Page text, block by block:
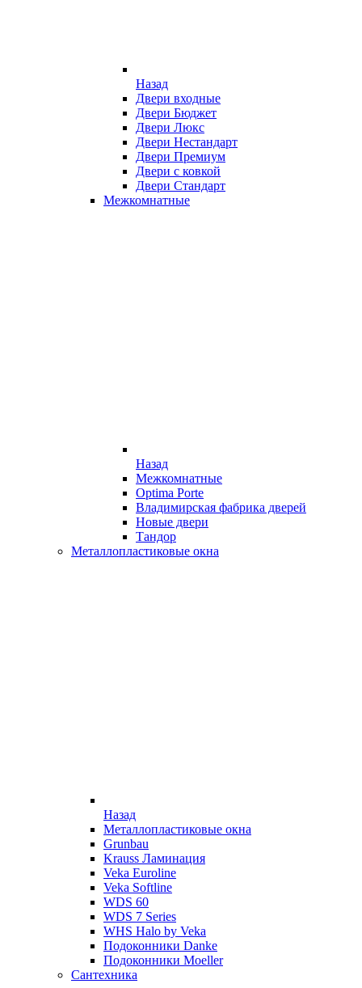
Назад
Двери входные
Двери Бюджет
Двери Люкс
Двери Нестандарт
Двери Премиум
Двери с ковкой
Двери Стандарт
Межкомнатные
Назад
Межкомнатные
Optima Porte
Владимирская фабрика дверей
Новые двери
Тандор
Металлопластиковые окна
Назад
Металлопластиковые окна
Grunbau
Krauss Ламинация
Veka Euroline
Veka Softline
WDS 60
WDS 7 Series
WHS Halo by Veka
Подоконники Danke
Подоконники Moeller
Сантехника